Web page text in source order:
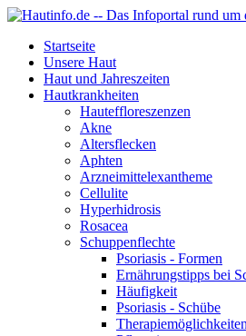
Startseite
Unsere Haut
Haut und Jahreszeiten
Hautkrankheiten
Hauteffloreszenzen
Akne
Altersflecken
Aphten
Arzneimittelexantheme
Cellulite
Hyperhidrosis
Rosacea
Schuppenflechte
Psoriasis - Formen
Ernährungstipps bei
Häufigkeit
Psoriasis - Schübe
Therapiemöglichkeiten